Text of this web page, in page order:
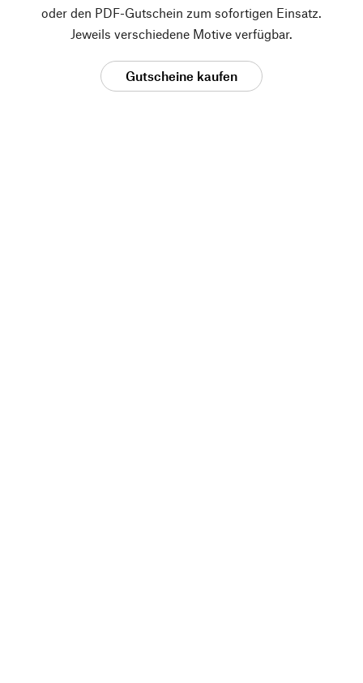
oder den PDF-Gutschein zum sofortigen Einsatz.
Jeweils verschiedene Motive verfügbar.
Gutscheine kaufen